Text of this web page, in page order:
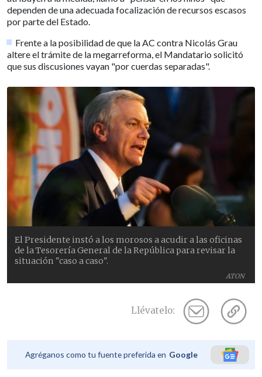
dependen de una adecuada focalización de recursos escasos
por parte del Estado.
Frente a la posibilidad de que la AC contra Nicolás Grau
altere el trámite de la megarreforma, el Mandatario solicitó
que sus discusiones vayan "por cuerdas separadas".
ATON
El Presidente instó a los morosos a acudir a las oficinas
de la Tesorería General de la República para revisar la
situación "caso a caso".
Llévatelo:
Agréganos como tu fuente preferida en Google